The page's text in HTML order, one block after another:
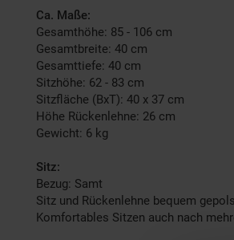
Ca. Maße:
Gesamthöhe: 85 - 106 cm
Gesamtbreite: 40 cm
Gesamttiefe: 40 cm
Sitzhöhe: 62 - 83 cm
Sitzfläche (BxT): 40 x 37 cm
Höhe Rückenlehne: 26 cm
Gewicht: 6 kg
Sitz:
Bezug: Samt
Sitz und Rückenlehne bequem
Komfortables Sitzen auch nach